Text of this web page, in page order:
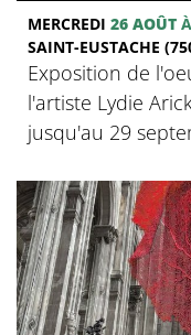
MERCREDI 26 AOÛT
SAINT-EUSTACHE
Exposition de
l'artiste Lydie
jusqu'au 29